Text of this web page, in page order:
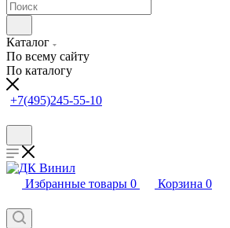
Каталог
По всему сайту
По каталогу
+7(495)245-55-10
Избранные товары 0 Корзина 0